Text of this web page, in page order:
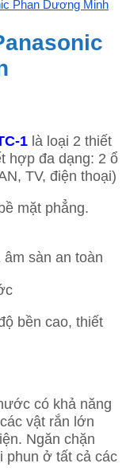
Phan Dương Minh
1 là loại 2 thiết
hợp đa dạng: 2 ổ
TV, điện thoại)
mặt phẳng.
bền cao, thiết
có khả năng
vật rắn lớn
Ngăn chặn
ở tất cả các